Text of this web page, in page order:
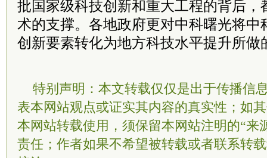
批国家级科技创新和重大工程的背后，
术的支撑。各地政府更对中科曙光将中
创新要素转化为地方科技水平提升所做
特别声明：本文转载仅仅是出于传播信
表本网站观点或证实其内容的真实性；如
本网站转载使用，须保留本网站注明的“来
责任；作者如果不希望被转载或者联系转